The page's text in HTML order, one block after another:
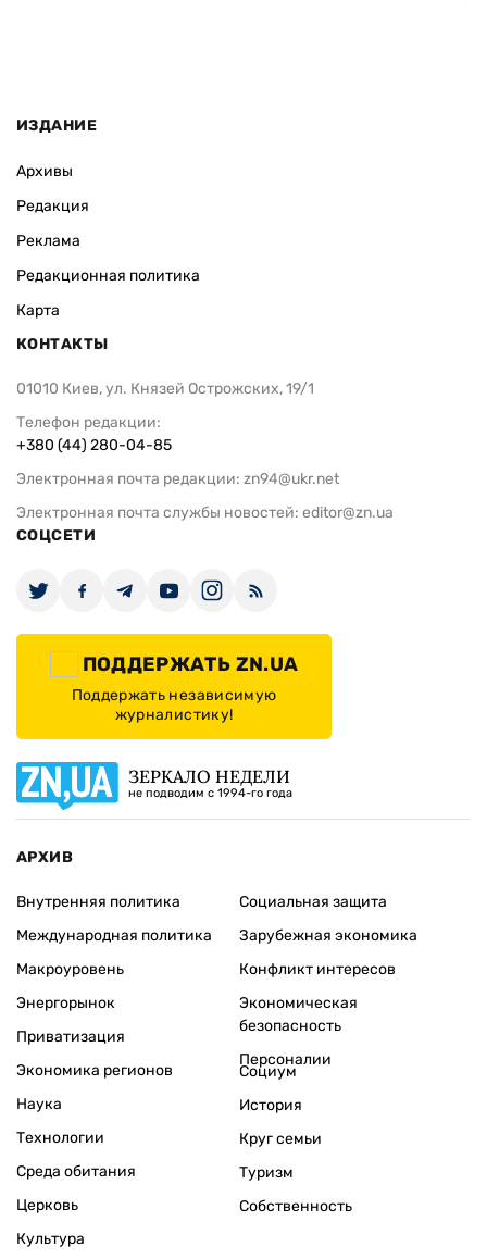
ИЗДАНИЕ
Архивы
Редакция
Реклама
Редакционная политика
Карта
КОНТАКТЫ
01010 Киев, ул. Князей Острожских, 19/1
Телефон редакции:
+380 (44) 280-04-85
Электронная почта редакции: zn94@ukr.net
Электронная почта службы новостей: editor@zn.ua
СОЦСЕТИ
ПОДДЕРЖАТЬ ZN.UA
Поддержать независимую
журналистику!
ЗЕРКАЛО НЕДЕЛИ
не подводим с 1994-го года
АРХИВ
Внутренняя политика
Международная политика
Макроуровень
Энергорынок
Приватизация
Экономика регионов
Социальная защита
Зарубежная экономика
Конфликт интересов
Экономическая
безопасность
Персоналии
Наука
Технологии
Среда обитания
Церковь
Культура
Социум
История
Круг семьи
Туризм
Собственность